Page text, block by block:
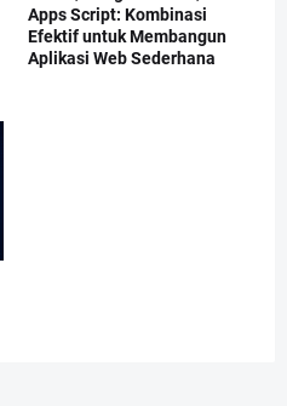
Apps Script: Kombinasi
Efektif untuk Membangun
Aplikasi Web Sederhana